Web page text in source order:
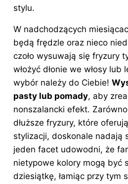
stylu.
W nadchodzących
będą frędzle oraz nieco
czoło wysuwają się fryzury
włożyć dłonie we włosy lub
wybór należy do Ciebie!
pasty lub pomady, aby
nonszalancki efekt.
dłuższe fryzury, które
stylizacji, doskonale nadają
jeden facet udowodni, że
nietypowe kolory mogą być
dziesiątkę, łamiąc przy tym